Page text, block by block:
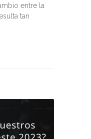
entre la
tan